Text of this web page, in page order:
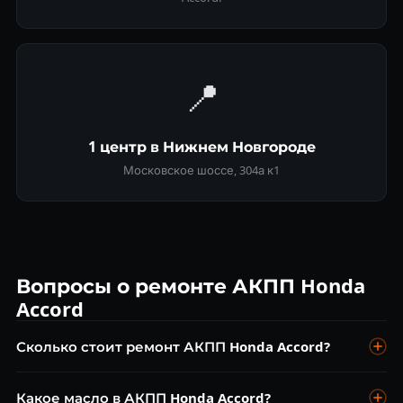
📍
1 центр в Нижнем Новгороде
Московское шоссе, 304а к1
Вопросы о ремонте АКПП Honda
Accord
Сколько стоит ремонт АКПП Honda Accord?
Какое масло в АКПП Honda Accord?